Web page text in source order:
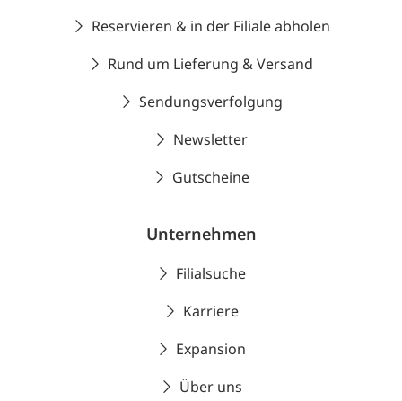
Reservieren & in der Filiale abholen
Rund um Lieferung & Versand
Sendungsverfolgung
Newsletter
Gutscheine
Unternehmen
Filialsuche
Karriere
Expansion
Über uns